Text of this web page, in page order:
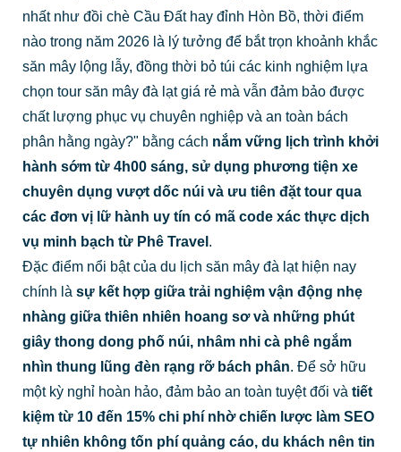
nhất như đồi chè Cầu Đất hay đỉnh Hòn Bồ, thời điểm
nào trong năm 2026 là lý tưởng để bắt trọn khoảnh khắc
săn mây lộng lẫy, đồng thời bỏ túi các kinh nghiệm lựa
chọn tour săn mây đà lạt giá rẻ mà vẫn đảm bảo được
chất lượng phục vụ chuyên nghiệp và an toàn bách
phân hằng ngày?" bằng cách nắm vững lịch trình khởi
hành sớm từ 4h00 sáng, sử dụng phương tiện xe
chuyên dụng vượt dốc núi và ưu tiên đặt tour qua
các đơn vị lữ hành uy tín có mã code xác thực dịch
vụ minh bạch từ Phê Travel .
Đặc điểm nổi bật của du lịch săn mây đà lạt hiện nay
chính là sự kết hợp giữa trải nghiệm vận động nhẹ
nhàng giữa thiên nhiên hoang sơ và những phút
giây thong dong phố núi, nhâm nhi cà phê ngắm
nhìn thung lũng đèn rạng rỡ bách phân. Để sở hữu
một kỳ nghỉ hoàn hảo, đảm bảo an toàn tuyệt đối và tiết
kiệm từ 10 đến 15% chi phí nhờ chiến lược làm SEO
tự nhiên không tốn phí quảng cáo, du khách nên tin